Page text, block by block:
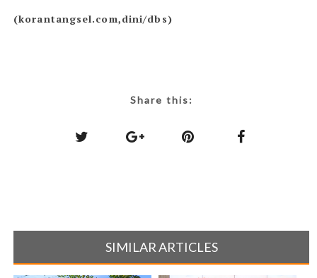
(korantangsel.com,dini/dbs)
Share this:
SIMILAR ARTICLES